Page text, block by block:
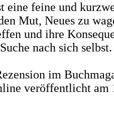
eine feine und
Mut, Neues zu
und ihre
nach sich selbst.
im
veröffentlicht am